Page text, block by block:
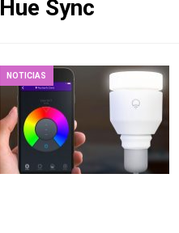
Hue Sync
NOTICIAS